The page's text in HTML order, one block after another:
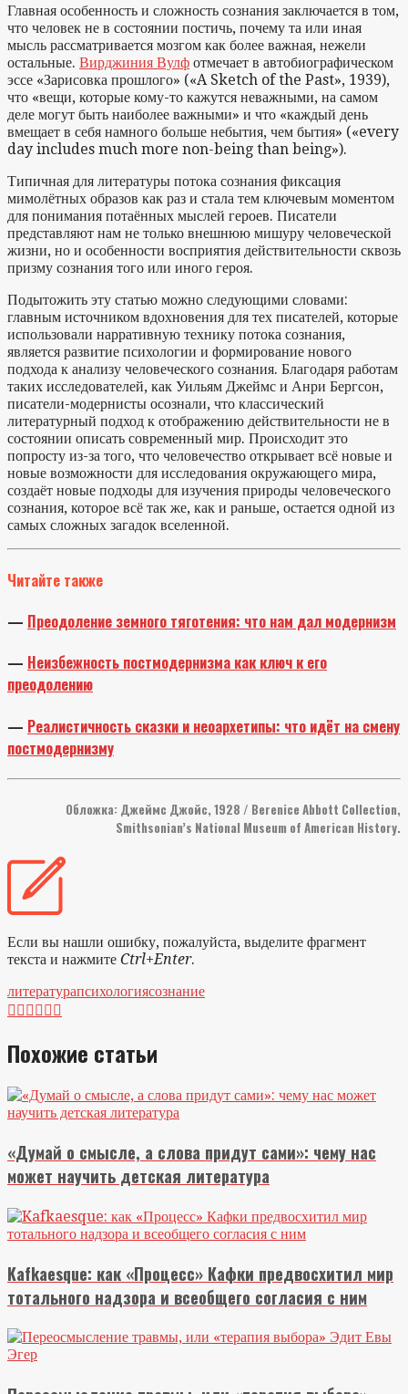
Главная особенность и сложность сознания заключается в том,
что человек не в состоянии постичь, почему та или иная
мысль рассматривается мозгом как более важная, нежели
остальные. Вирджиния Вулф отмечает в автобиографическом
эссе «Зарисовка прошлого» («A Sketch of the Past», 1939),
что «вещи, которые кому-то кажутся неважными, на самом
деле могут быть наиболее важными» и что «каждый день
вмещает в себя намного больше небытия, чем бытия» («every
day includes much more non-being than being»).
Типичная для литературы потока сознания фиксация
мимолётных образов как раз и стала тем ключевым моментом
для понимания потаённых мыслей героев. Писатели
представляют нам не только внешнюю мишуру человеческой
жизни, но и особенности восприятия действительности сквозь
призму сознания того или иного героя.
Подытожить эту статью можно следующими словами:
главным источником вдохновения для тех писателей, которые
использовали нарративную технику потока сознания,
является развитие психологии и формирование нового
подхода к анализу человеческого сознания. Благодаря работам
таких исследователей, как Уильям Джеймс и Анри Бергсон,
писатели-модернисты осознали, что классический
литературный подход к отображению действительности не в
состоянии описать современный мир. Происходит это
попросту из-за того, что человечество открывает всё новые и
новые возможности для исследования окружающего мира,
создаёт новые подходы для изучения природы человеческого
сознания, которое всё так же, как и раньше, остается одной из
самых сложных загадок вселенной.
Читайте также
— Преодоление земного тяготения: что нам дал модернизм
— Неизбежность постмодернизма как ключ к его
преодолению
— Реалистичность сказки и неоархетипы: что идёт на смену
постмодернизму
Обложка: Джеймс Джойс, 1928 / Berenice Abbott Collection,
Smithsonian’s National Museum of American History.
Если вы нашли ошибку, пожалуйста, выделите фрагмент
текста и нажмите Ctrl+Enter.
литературапсихологиясознание
     
Похожие статьи
«Думай о смысле, а слова придут сами»: чему нас
может научить детская литература
Kafkaesque: как «Процесс» Кафки предвосхитил мир
тотального надзора и всеобщего согласия с ним